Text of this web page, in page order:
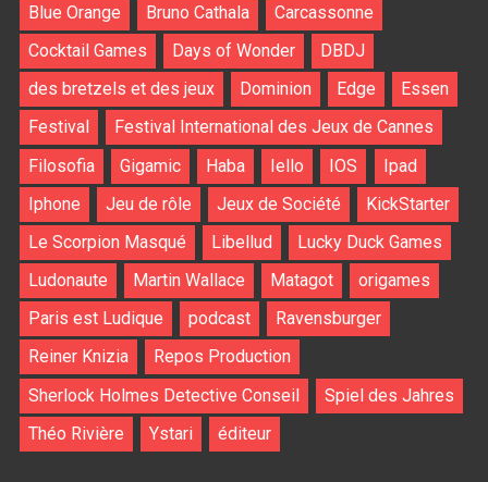
Blue Orange
Bruno Cathala
Carcassonne
Cocktail Games
Days of Wonder
DBDJ
des bretzels et des jeux
Dominion Edge
Essen
Festival
Festival International des Jeux de Cannes
Filosofia
Gigamic Haba Iello IOS
Ipad
Iphone
Jeu de rôle Jeux de Société
KickStarter
Le Scorpion Masqué
Libellud
Lucky Duck Games
Ludonaute
Martin Wallace Matagot
origames
Paris est Ludique
podcast
Ravensburger
Reiner Knizia
Repos Production
Sherlock Holmes Detective Conseil
Spiel des Jahres
Théo Rivière
Ystari éditeur